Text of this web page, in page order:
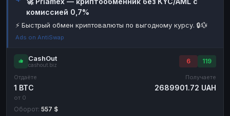
Наличные
Наличные USD Наличные USD
комиссией 0,7%
⚡ Быстрый обмен криптовалюты по выгодному курсу. 🔒💱
Ads on AntiSwap
CashOut
cashout.biz
6 119
Отдаёте
1 BTC
от 0
Получаете
2689901.72 UAH
Оборот: 557 $